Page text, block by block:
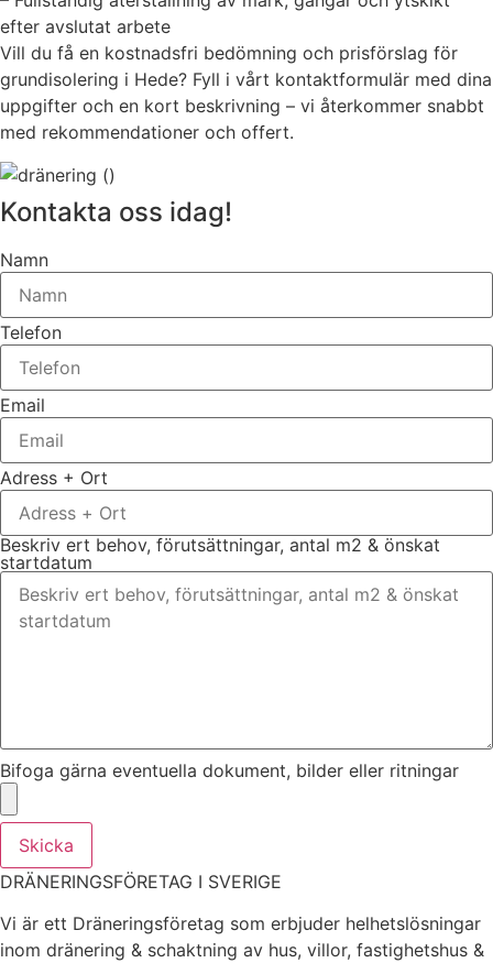
efter avslutat arbete
Vill du få en kostnadsfri bedömning och prisförslag för
grundisolering i Hede? Fyll i vårt kontaktformulär med dina
uppgifter och en kort beskrivning – vi återkommer snabbt
med rekommendationer och offert.
Kontakta oss idag!
Namn
Telefon
Email
Adress + Ort
Beskriv ert behov, förutsättningar, antal m2 & önskat
startdatum
Bifoga gärna eventuella dokument, bilder eller ritningar
Skicka
DRÄNERINGSFÖRETAG I SVERIGE
Vi är ett Dräneringsföretag som erbjuder helhetslösningar
inom dränering & schaktning av hus, villor, fastighetshus &